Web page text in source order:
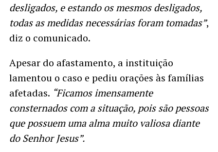
desligados, e estando os mesmos desligados,
todas as medidas necessárias foram tomadas”,
diz o comunicado.
Apesar do afastamento, a instituição
lamentou o caso e pediu orações às famílias
afetadas. “Ficamos imensamente
consternados com a situação, pois são pessoas
que possuem uma alma muito valiosa diante
do Senhor Jesus”.